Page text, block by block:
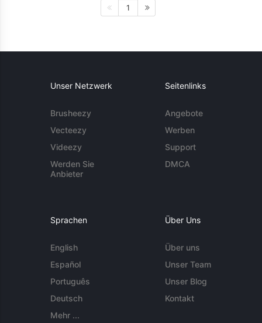
1
Unser Netzwerk
Brusheezy
Vecteezy
Videezy
Werden Sie
Anbieter
Seitenlinks
Angebote
Werben
Support
DMCA
Sprachen
English
Español
Português
Deutsch
Mehr ...
Über Uns
Über uns
Unser Team
Unser Blog
Kontakt